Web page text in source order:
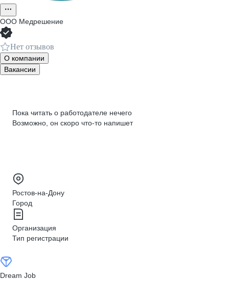
ООО Медрешение
Нет отзывов
О компании
Вакансии
Пока читать о работодателе нечего
Возможно, он скоро что‑то напишет
Ростов-на-Дону
Город
Организация
Тип регистрации
Dream Job